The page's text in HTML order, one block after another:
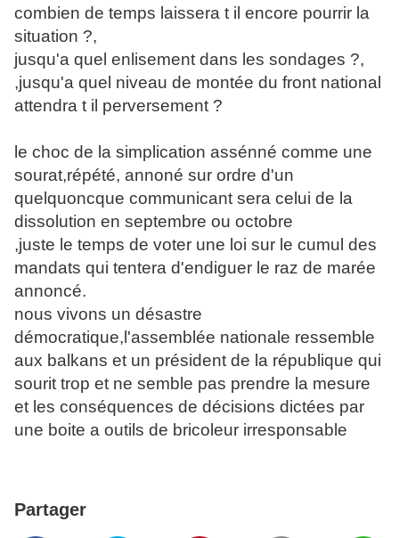
combien de temps laissera t il encore pourrir la
situation ?,
jusqu'a quel enlisement dans les sondages ?,
,jusqu'a quel niveau de montée du front national
attendra t il perversement ?
le choc de la simplication assénné comme une
sourat,répété, annoné sur ordre d'un
quelquoncque communicant sera celui de la
dissolution en septembre ou octobre
,juste le temps de voter une loi sur le cumul des
mandats qui tentera d'endiguer le raz de marée
annoncé.
nous vivons un désastre
démocratique,l'assemblée nationale ressemble
aux balkans et un président de la république qui
sourit trop et ne semble pas prendre la mesure
et les conséquences de décisions dictées par
une boite a outils de bricoleur irresponsable
Partager